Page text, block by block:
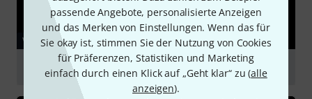
passende Angebote, personalisierte Anzeigen
und das Merken von Einstellungen. Wenn das für
Sie okay ist, stimmen Sie der Nutzung von Cookies
für Präferenzen, Statistiken und Marketing
einfach durch einen Klick auf „Geht klar“ zu (alle
anzeigen).
VIDEO
Warm Audio WA-251